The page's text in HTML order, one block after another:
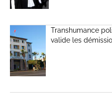
Transhumance
valide les